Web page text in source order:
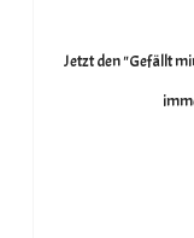
Jetzt den "Gefällt